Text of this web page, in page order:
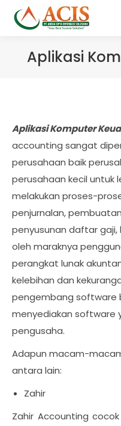
Aplikasi
Aplikasi Komputer
accounting sangat
perusahaan baik
perusahaan kecil untuk
melakukan proses-
penjurnalan,
penyusunan daftar gaji,
oleh maraknya
perangkat lunak
kelebihan dan
pengembang software
menyediakan software
pengusaha.
Adapun macam-
antara lain:
Zahir
Zahir Accounting